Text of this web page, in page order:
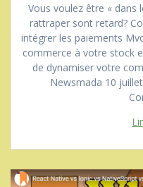
Vous voulez être « dans
rattraper sont retard?
intégrer les paiements
commerce à votre stock
de dynamiser votre
Newsmada 10